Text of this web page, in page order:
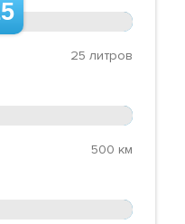
25 литров
500 км